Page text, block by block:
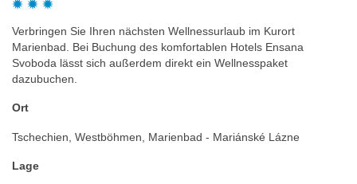
Verbringen Sie Ihren nächsten Wellnessurlaub im Kurort
Marienbad. Bei Buchung des komfortablen Hotels Ensana
Svoboda lässt sich außerdem direkt ein Wellnesspaket
dazubuchen.
Ort
Tschechien, Westböhmen, Marienbad - Mariánské Lázne
Lage